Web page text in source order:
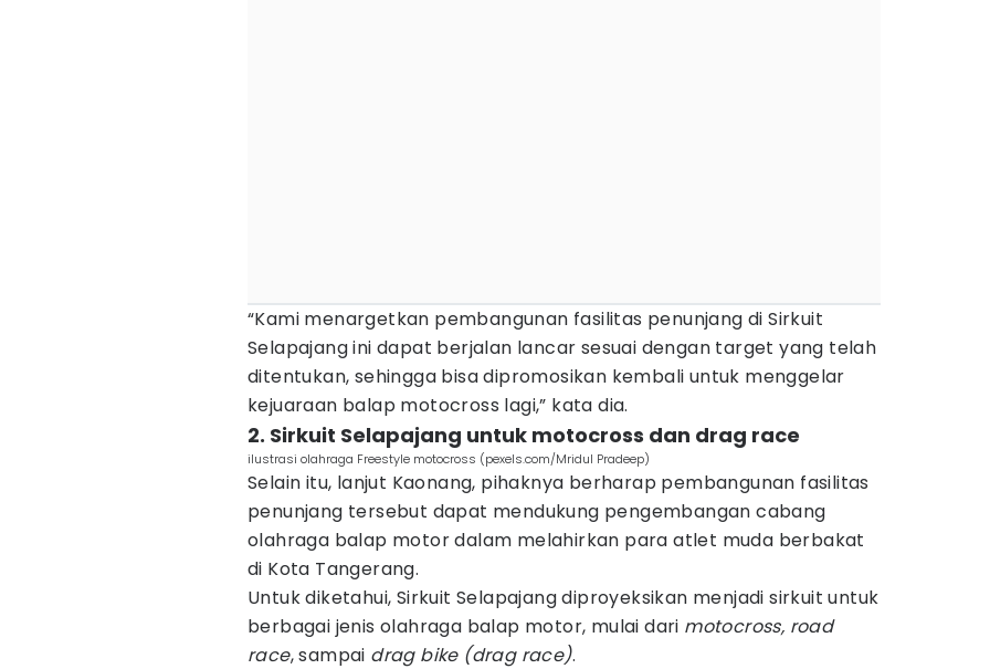
“Kami menargetkan pembangunan fasilitas penunjang di Sirkuit
Selapajang ini dapat berjalan lancar sesuai dengan target yang telah
ditentukan, sehingga bisa dipromosikan kembali untuk menggelar
kejuaraan balap motocross lagi,” kata dia.
2. Sirkuit Selapajang untuk motocross dan drag race
ilustrasi olahraga Freestyle motocross (pexels.com/Mridul Pradeep)
Selain itu, lanjut Kaonang, pihaknya berharap pembangunan fasilitas
penunjang tersebut dapat mendukung pengembangan cabang
olahraga balap motor dalam melahirkan para atlet muda berbakat
di Kota Tangerang.
Untuk diketahui, Sirkuit Selapajang diproyeksikan menjadi sirkuit untuk
berbagai jenis olahraga balap motor, mulai dari motocross, road
race, sampai drag bike (drag race).